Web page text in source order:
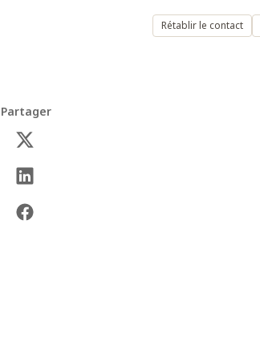
Rétablir le contact
Partager